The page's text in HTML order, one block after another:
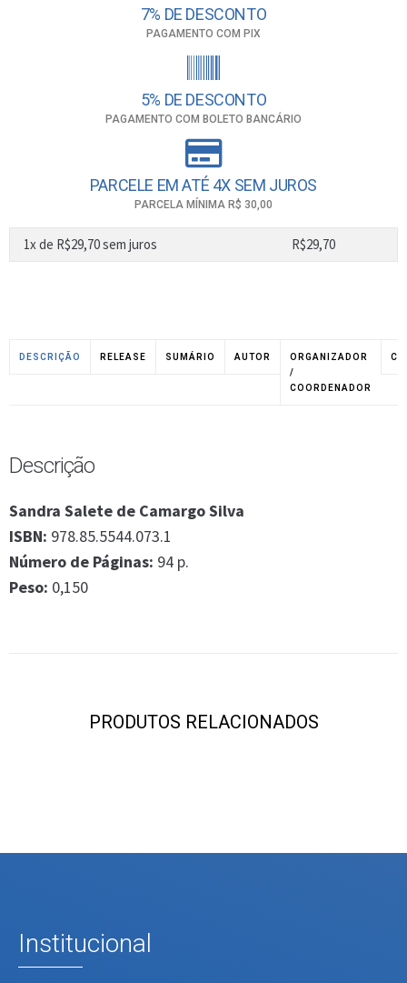
7% DE DESCONTO
PAGAMENTO COM PIX
5% DE DESCONTO
PAGAMENTO COM BOLETO BANCÁRIO
PARCELE EM ATÉ 4X SEM JUROS
PARCELA MÍNIMA R$ 30,00
1x de R$29,70sem juros R$29,70
DESCRIÇÃO RELEASE SUMÁRIO AUTOR
ORGANIZADOR
/
COORDENADOR
Descrição
Sandra Salete de Camargo Silva
ISBN: 978.85.5544.073.1
Número de Páginas: 94 p.
Peso: 0,150
PRODUTOS RELACIONADOS
Institucional